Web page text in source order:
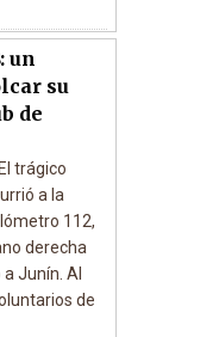
un
su
de
El trágico
a la
112,
derecha
Junín. Al
de